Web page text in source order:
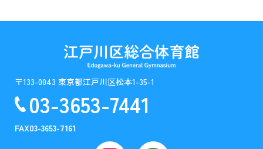
〒133-0043 東京都江戸川区松本1-35-1
03-3653-7441
FAX03-3653-7161